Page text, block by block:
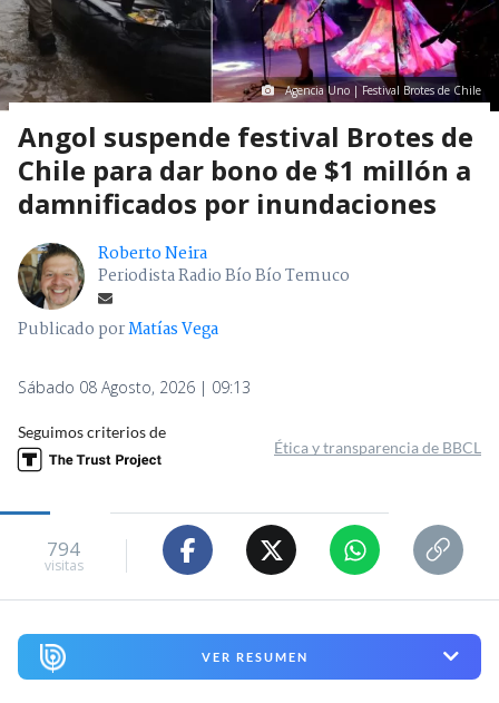
Agencia Uno | Festival Brotes de Chile
Angol suspende festival Brotes de
Chile para dar bono de $1 millón a
damnificados por inundaciones
Roberto Neira
Periodista Radio Bío Bío Temuco
Publicado porMatías Vega
Sábado 08 Agosto, 2026 | 09:13
Seguimos criterios de
Ética y transparencia de BBCL
794
visitas
VER RESUMEN